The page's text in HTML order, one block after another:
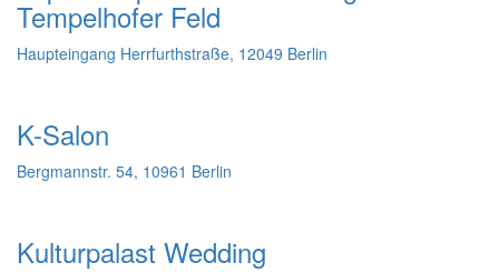
Tempelhofer Feld
Haupteingang Herrfurthstraße, 12049 Berlin
K-Salon
Bergmannstr. 54, 10961 Berlin
Kulturpalast Wedding